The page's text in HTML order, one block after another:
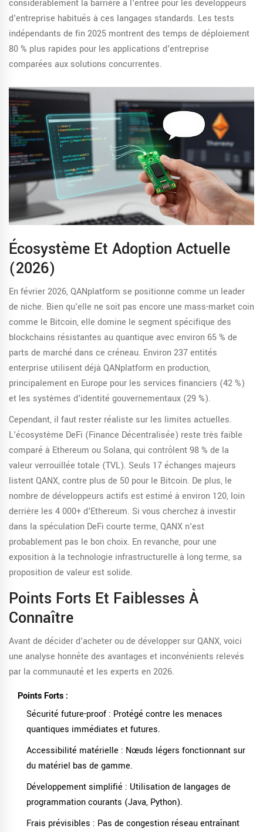
considérablement la barrière à l'entrée pour les développeurs
d'entreprise habitués à ces langages standards. Les tests
indépendants de fin 2025 montrent des temps de déploiement
80 % plus rapides pour les applications d'entreprise
comparées aux solutions concurrentes.
Écosystème Et Adoption Actuelle
(2026)
En février 2026, QANplatform se positionne comme un leader
de niche. Bien qu'elle ne soit pas encore une mass-market coin
comme le Bitcoin, elle domine le segment spécifique des
blockchains résistantes au quantique avec environ 65 % de
parts de marché dans ce créneau. Environ 237 entités
enterprise utilisent déjà QANplatform en production,
principalement en Europe pour les services financiers (42 %)
et les systèmes d'identité gouvernementaux (29 %).
Cependant, il faut rester réaliste sur les limites actuelles.
L'écosystème DeFi (Finance Décentralisée) reste très faible
comparé à Ethereum ou Solana, qui contrôlent 98 % de la
valeur verrouillée totale (TVL). Seuls 17 échanges majeurs
listent QANX, contre plus de 50 pour le Bitcoin. De plus, le
nombre de développeurs actifs est estimé à environ 120, loin
derrière les 4 000+ d'Ethereum. Si vous cherchez à investir
dans la spéculation DeFi courte terme, QANX n'est
probablement pas le bon choix. En revanche, pour une
exposition à la technologie infrastructurelle à long terme, sa
proposition de valeur est solide.
Points Forts Et Faiblesses À
Connaître
Avant de décider d'acheter ou de développer sur QANX, voici
une analyse honnête des avantages et inconvénients relevés
par la communauté et les experts en 2026.
Points Forts :
Sécurité future-proof : Protégé contre les menaces
quantiques immédiates et futures.
Accessibilité matérielle : Nœuds légers fonctionnant sur
du matériel bas de gamme.
Développement simplifié : Utilisation de langages de
programmation courants (Java, Python).
Frais prévisibles : Pas de congestion réseau entraînant